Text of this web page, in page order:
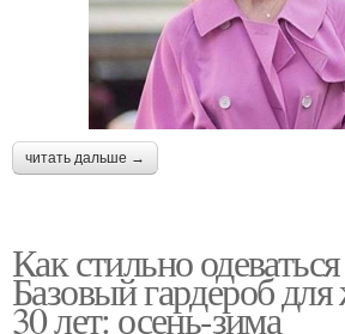
читать дальше →
Как стильно
Базовый гардероб
30 лет: осень-зима